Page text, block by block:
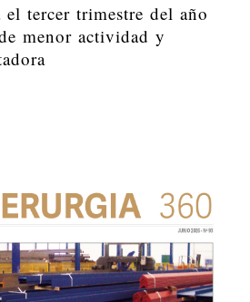
tercer trimestre del año
menor actividad y